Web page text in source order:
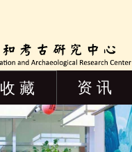
收 藏 资 讯